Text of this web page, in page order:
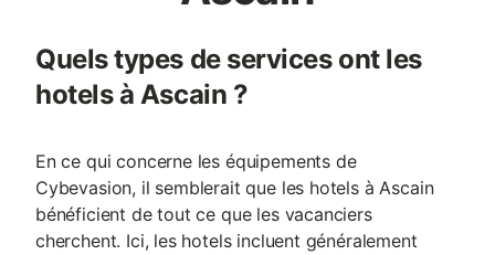
Quels types de services ont les
hotels à Ascain ?
En ce qui concerne les équipements de
Cybevasion, il semblerait que les hotels à Ascain
bénéficient de tout ce que les vacanciers
cherchent. Ici, les hotels incluent généralement